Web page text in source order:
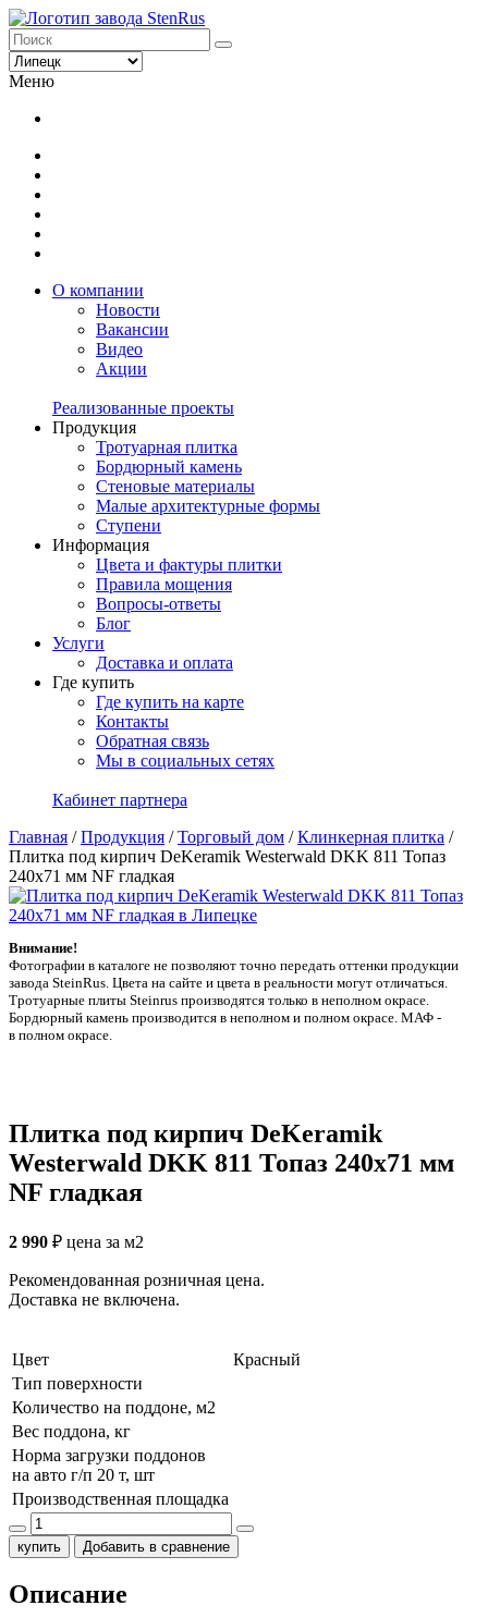
Меню
О компании
Новости
Вакансии
Видео
Акции
Реализованные проекты
Продукция
Тротуарная плитка
Бордюрный камень
Стеновые материалы
Малые архитектурные формы
Ступени
Информация
Цвета и фактуры плитки
Правила мощения
Вопросы-ответы
Блог
Услуги
Доставка и оплата
Где купить
Где купить на карте
Контакты
Обратная связь
Мы в социальных сетях
Кабинет партнера
Главная /Продукция /Торговый дом /Клинкерная плитка /
Плитка под кирпич DeKeramik Westerwald DKK 811 Топаз
240x71 мм NF гладкая
Внимание!
Фотографии в каталоге не позволяют точно передать оттенки продукции
заводa SteinRus. Цвета на сайте и цвета в реальности могут отличаться.
Тротуарные плиты Steinrus производятся только в неполном окрасе.
Бордюрный камень производится в неполном и полном окрасе. МАФ -
в полном окрасе.
Плитка под кирпич DeKeramik
Westerwald DKK 811 Топаз 240x71 мм
NF гладкая
2 990 ₽ цена за м2
Рекомендованная розничная цена.
Доставка не включена.
Цвет
Красный
Тип поверхности
Количество на поддоне, м2
Вес поддона, кг
Норма загрузки поддонов
на авто г/п 20 т, шт
Производственная площадка
купить Добавить в сравнение
Описание